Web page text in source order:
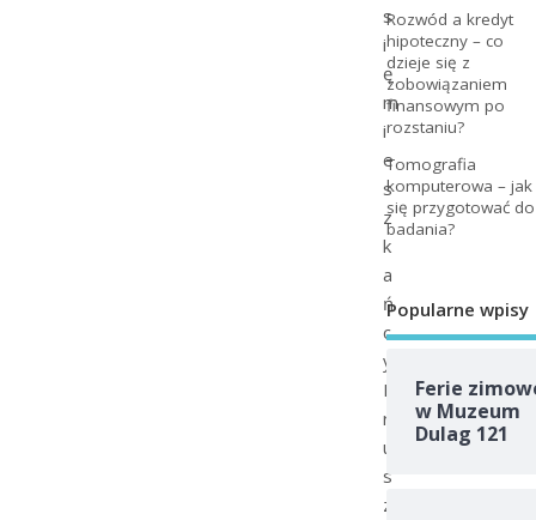
s
i
ę
m
i
e
s
z
k
a
ń
c
y
P
r
u
s
z
Rozwód a kredyt
hipoteczny – co
dzieje się z
zobowiązaniem
finansowym po
rozstaniu?
Tomografia
komputerowa – jak
się przygotować do
badania?
Popularne wpisy
Ferie
w Muzeum
Dulag 121